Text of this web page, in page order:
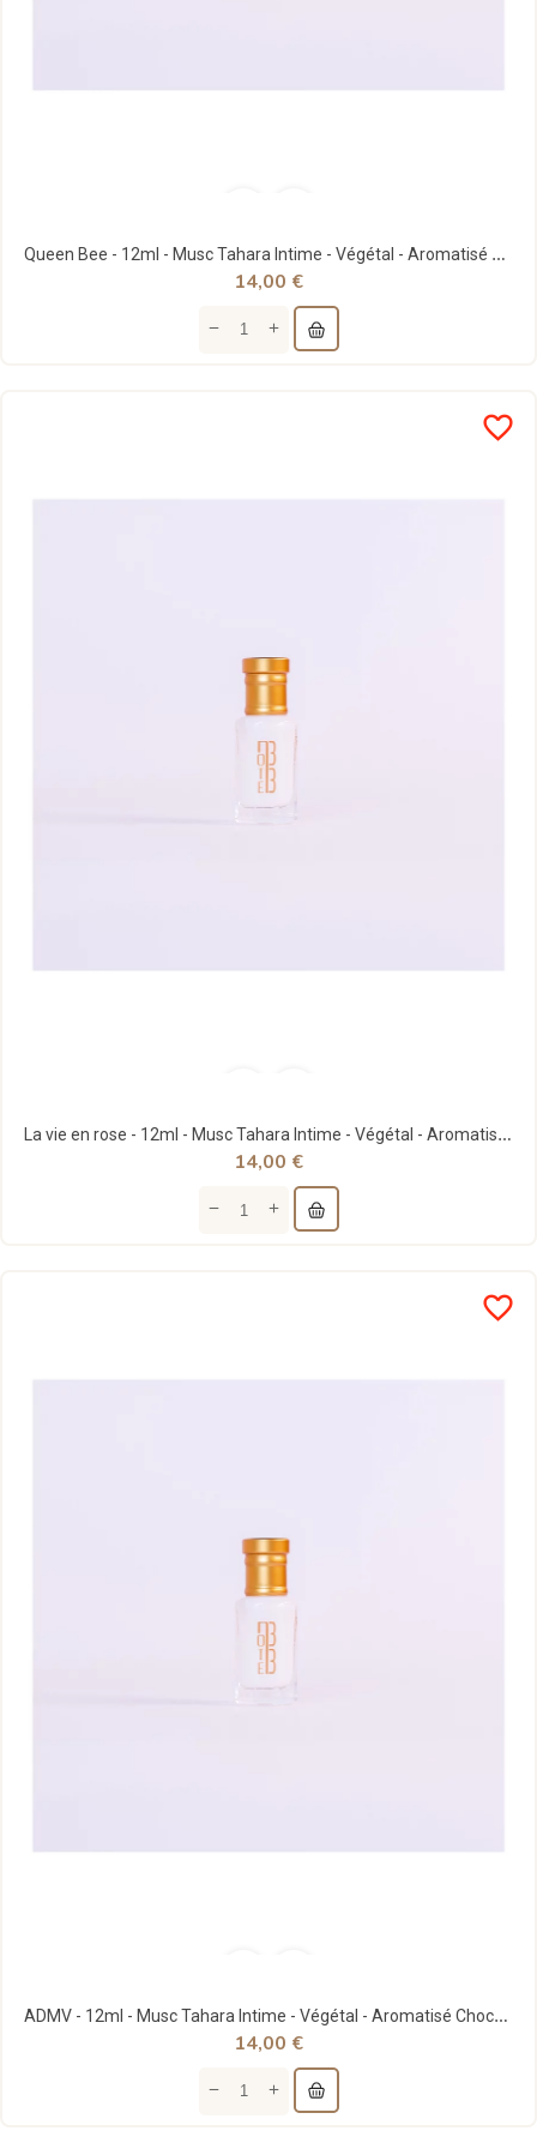
Queen Bee - 12ml - Musc Tahara Intime - Végétal - Aromatisé Miel - Note33
14,00 €
favorite_border
La vie en rose - 12ml - Musc Tahara Intime - Végétal - Aromatisé Pivoine - Note33
14,00 €
favorite_border
ADMV - 12ml - Musc Tahara Intime - Végétal - Aromatisé Chocolat - Note33
14,00 €